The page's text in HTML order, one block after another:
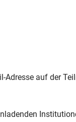
Adresse auf der